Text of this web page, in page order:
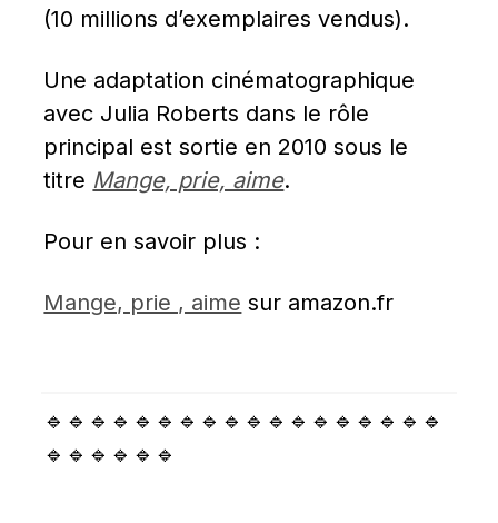
(10 millions d’exemplaires vendus).
Une adaptation cinématographique
avec Julia Roberts dans le rôle
principal est sortie en 2010 sous le
titre Mange, prie, aime.
Pour en savoir plus :
Mange, prie , aime sur amazon.fr
🔹🔹🔹🔹🔹🔹🔹🔹🔹🔹🔹🔹🔹🔹🔹🔹🔹🔹
🔹🔹🔹🔹🔹🔹